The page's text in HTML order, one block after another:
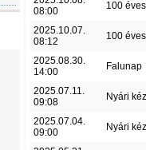
08:00
100
2025.10.07.
08:12
100
2025.08.30.
14:00
Falunap
2025.07.11.
09:08
Nyári
2025.07.04.
09:00
Nyári